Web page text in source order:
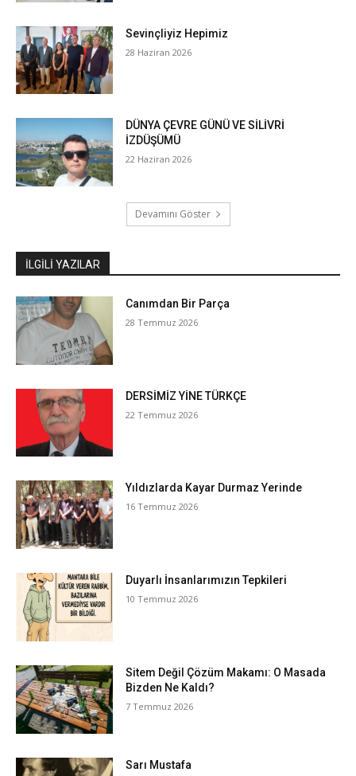
Sevinçliyiz Hepimiz
28 Haziran 2026
DÜNYA ÇEVRE GÜNÜ VE SİLİVRİ
İZDÜŞÜMÜ
22 Haziran 2026
Devamını Göster
İLGILI YAZILAR
Canımdan Bir Parça
28 Temmuz 2026
DERSİMİZ YİNE TÜRKÇE
22 Temmuz 2026
Yıldızlarda Kayar Durmaz Yerinde
16 Temmuz 2026
Duyarlı İnsanlarımızın Tepkileri
10 Temmuz 2026
Sitem Değil Çözüm Makamı: O Masada
Bizden Ne Kaldı?
7 Temmuz 2026
Sarı Mustafa